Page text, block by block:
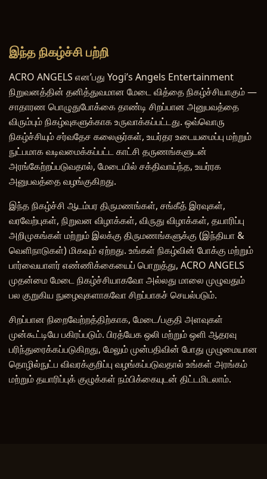
இந்த நிகழ்ச்சி பற்றி
ACRO ANGELS என’பது Yogi’s Angels Entertainment
நிறுவனத்தின் தனித்துவமான மேடை வித்தை நிகழ்ச்சியாகும் —
சாதாரண பொழுதுபோக்கை தாண்டி சிறப்பான அனுபவத்தை
விரும்பும் நிகழ்வுகளுக்காக உருவாக்கப்பட்டது. ஒவ்வொரு
நிகழ்ச்சியும் சர்வதேச கலைஞர்கள், உயர்தர உடையமைப்பு மற்றும்
நுட்பமாக வடிவமைக்கப்பட்ட காட்சி தருணங்களுடன்
அரங்கேற்றப்படுவதால், மேடையில் சக்திவாய்ந்த, உயர்ரக
அனுபவத்தை வழங்குகிறது.
இந்த நிகழ்ச்சி ஆடம்பர திருமணங்கள், சங்கீத் இரவுகள்,
வரவேற்புகள், நிறுவன விழாக்கள், விருது விழாக்கள், தயாரிப்பு
அறிமுகங்கள் மற்றும் இலக்கு திருமணங்களுக்கு (இந்தியா &
வெளிநாடுகள்) மிகவும் ஏற்றது. உங்கள் நிகழ்வின் போக்கு மற்றும்
பார்வையாளர் எண்ணிக்கையைப் பொறுத்து, ACRO ANGELS
முதன்மை மேடை நிகழ்ச்சியாகவோ அல்லது மாலை முழுவதும்
பல குறுகிய நுழைவுகளாகவோ சிறப்பாகச் செயல்படும்.
சிறப்பான நிறைவேற்றத்திற்காக, மேடை/பகுதி அளவுகள்
முன்கூட்டியே பகிரப்படும். பிரத்யேக ஒலி மற்றும் ஒளி ஆதரவு
பரிந்துரைக்கப்படுகிறது, மேலும் முன்பதிவின் போது முழுமையான
தொழில்நுட்ப விவரக்குறிப்பு வழங்கப்படுவதால் உங்கள் அரங்கம்
மற்றும் தயாரிப்புக் குழுக்கள் நம்பிக்கையுடன் திட்டமிடலாம்.